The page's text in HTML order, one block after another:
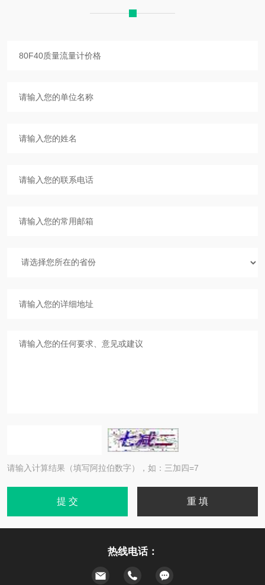
请输入计算结果（填写阿拉伯数字），如：三加四=7
热线电话：